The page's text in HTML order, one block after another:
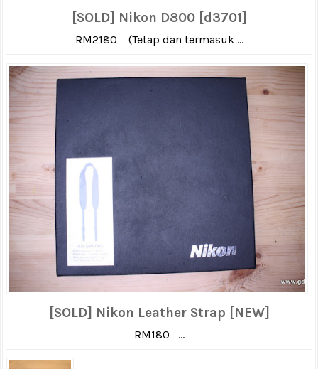
[SOLD] Nikon D800 [d3701]
RM2180 (Tetap dan termasuk ...
[SOLD] Nikon Leather Strap [NEW]
RM180 ...